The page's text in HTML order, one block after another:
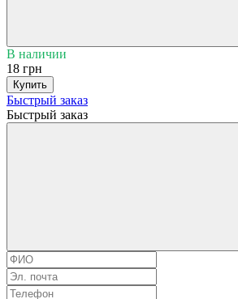
В наличии
18 грн
Купить
Быстрый заказ
Быстрый заказ